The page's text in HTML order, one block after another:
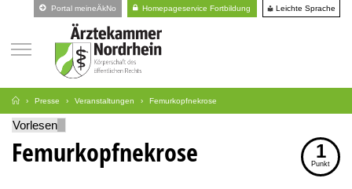
Portal meineÄkNo Homepageservice Fortbildung Leichte Sprache
Presse Veranstaltungen Femurkopfnekrose
Vorlesen
Femurkopfnekrose 1
Punkt